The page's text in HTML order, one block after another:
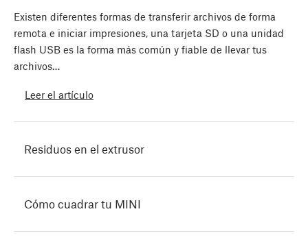
Existen diferentes formas de transferir archivos de forma
remota e iniciar impresiones, una tarjeta SD o una unidad
flash USB es la forma más común y fiable de llevar tus
archivos…
Leer el artículo
Residuos en el extrusor
Cómo cuadrar tu MINI